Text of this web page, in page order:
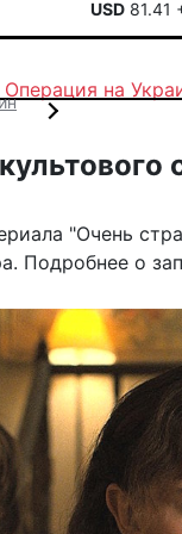
USD 81.41
Операция на
"Очень
Подробнее о